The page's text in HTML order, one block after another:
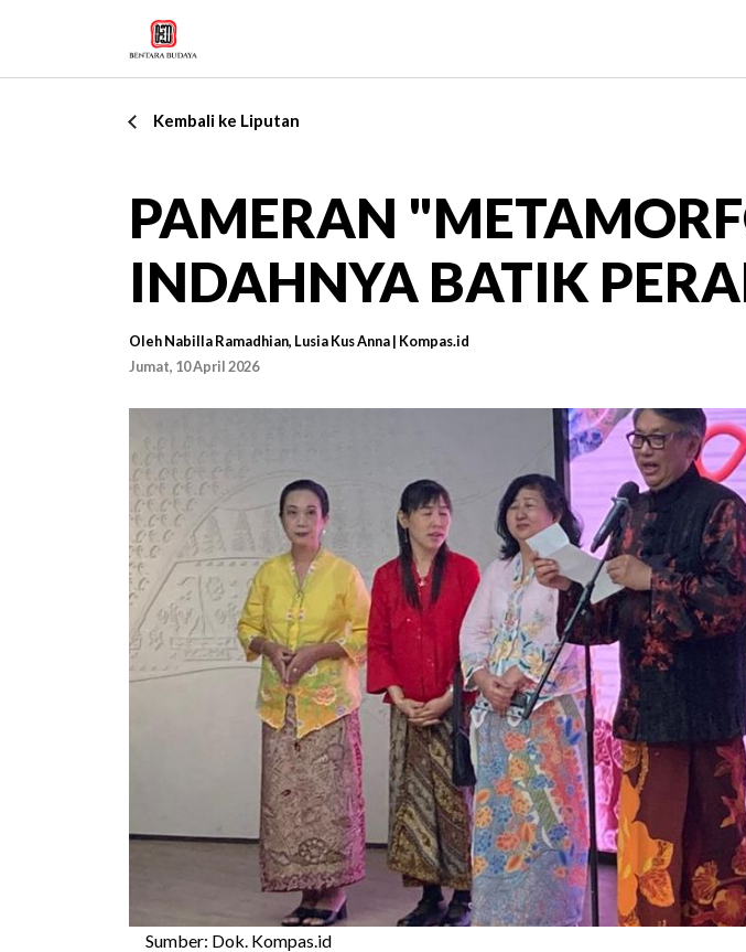
Kembali ke Liputan
PAMERAN
INDAHNYA BATIK
Oleh Nabilla Ramadhian, Lusia Kus Anna | Kompas.id
Jumat, 10 April 2026
Sumber: Dok. Kompas.id